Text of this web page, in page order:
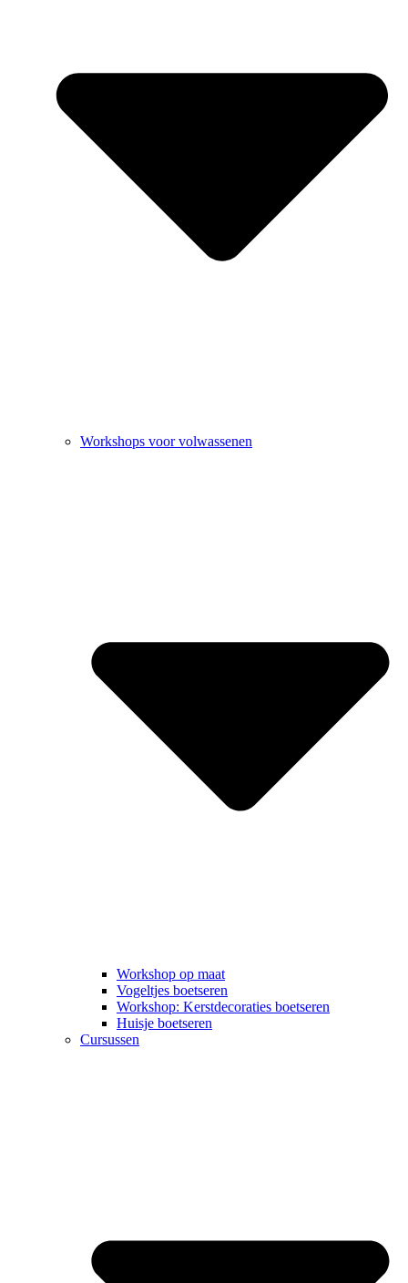
Workshops voor volwassenen
Workshop op maat
Vogeltjes boetseren
Workshop: Kerstdecoraties boetseren
Huisje boetseren
Cursussen